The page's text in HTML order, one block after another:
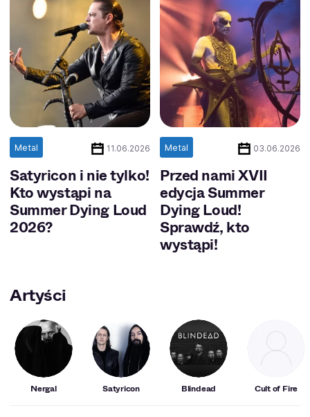
Metal 11.06.2026
Satyricon i nie tylko!
Kto wystąpi na
Summer Dying Loud
2026?
Metal 03.06.2026
Przed nami XVII
edycja Summer
Dying Loud!
Sprawdź, kto
wystąpi!
Artyści
Nergal Satyricon Blindead Cult of Fire